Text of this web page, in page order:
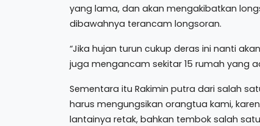
yang lama, dan akan mengakibatkan
dibawahnya terancam longsoran.
“Jika hujan turun cukup deras ini nanti
juga mengancam sekitar 15 rumah yang
Sementara itu Rakimin putra dari salah
harus mengungsikan orangtua kami,
lantainya retak, bahkan tembok salah